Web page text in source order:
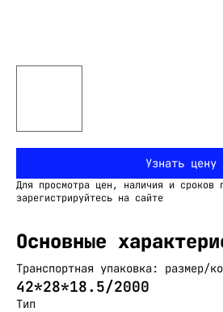
Узнать цену
Для просмотра цен, наличия и сроков
зарегистрируйтесь на сайте
Основные
Транспортная упаковка: размер/
42*28*18.5/2000
Тип